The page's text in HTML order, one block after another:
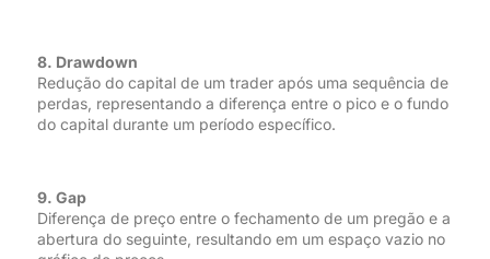
8. Drawdown
Redução do capital de um trader após uma sequência de
perdas, representando a diferença entre o pico e o fundo
do capital durante um período específico.
9. Gap
Diferença de preço entre o fechamento de um pregão e a
abertura do seguinte, resultando em um espaço vazio no